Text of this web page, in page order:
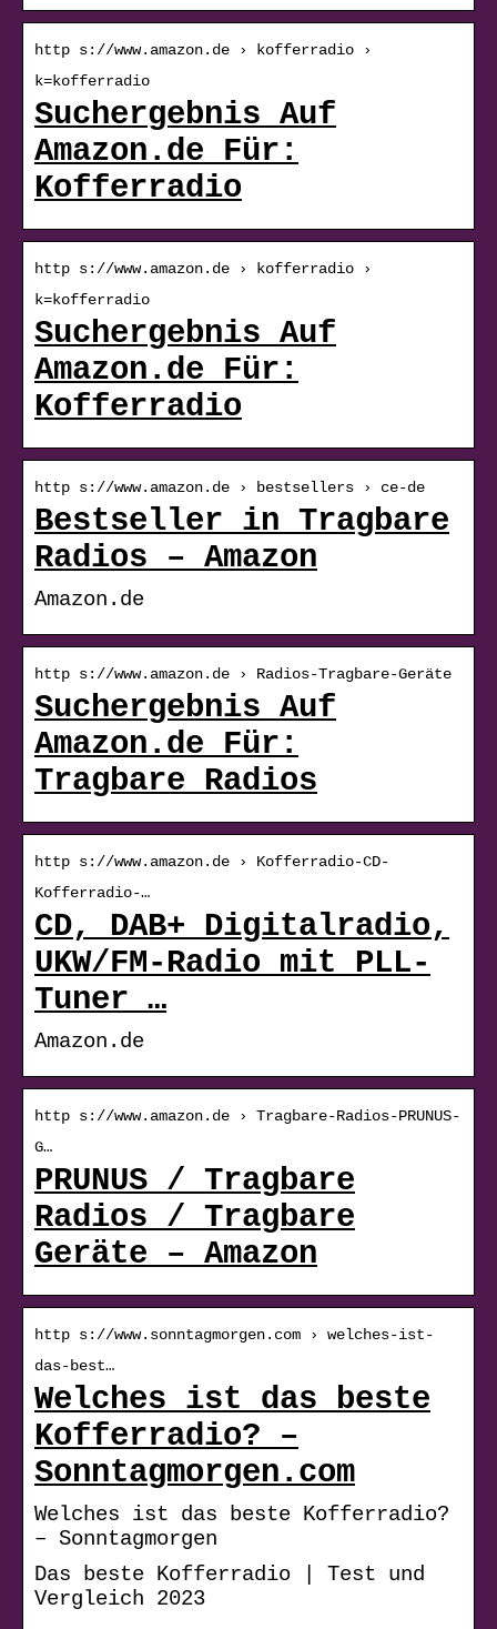
http s://www.amazon.de › kofferradio ›
k=kofferradio
Suchergebnis Auf
Amazon.de Für:
Kofferradio
http s://www.amazon.de › kofferradio ›
k=kofferradio
Suchergebnis Auf
Amazon.de Für:
Kofferradio
http s://www.amazon.de › bestsellers › ce-de
Bestseller in Tragbare
Radios – Amazon
Amazon.de
http s://www.amazon.de › Radios-Tragbare-Geräte
Suchergebnis Auf
Amazon.de Für:
Tragbare Radios
http s://www.amazon.de › Kofferradio-CD-
Kofferradio-…
CD, DAB+ Digitalradio,
UKW/FM-Radio mit PLL-
Tuner …
Amazon.de
http s://www.amazon.de › Tragbare-Radios-PRUNUS-
G…
PRUNUS / Tragbare
Radios / Tragbare
Geräte – Amazon
http s://www.sonntagmorgen.com › welches-ist-
das-best…
Welches ist das beste
Kofferradio? –
Sonntagmorgen.com
Welches ist das beste Kofferradio?
– Sonntagmorgen
Das beste Kofferradio | Test und
Vergleich 2023